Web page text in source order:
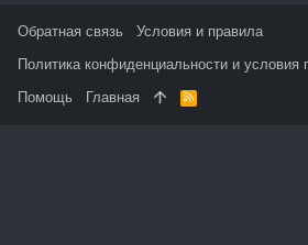
Обратная связь
Условия и правила
Политика конфиденциальности и условия
Помощь
Главная
R